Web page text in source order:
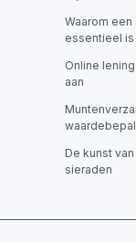
Waarom
essentieel
Online
aan
De kunst
sieraden